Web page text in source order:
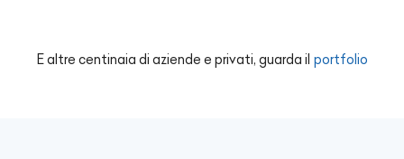
E altre centinaia di aziende e privati, guarda il portfolio